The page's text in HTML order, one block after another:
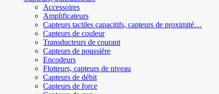
Accessoires
Amplificateurs
Capteurs tactiles capacitifs, capteurs de proximité…
Capteurs de couleur
Transducteurs de courant
Capteurs de poussière
Encodeurs
Flotteurs, capteurs de niveau
Capteurs de débit
Capteurs de force